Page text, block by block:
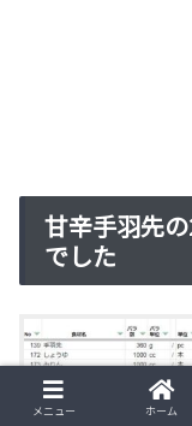
甘辛手羽先
でした
メニュー ホーム